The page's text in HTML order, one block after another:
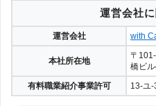
運営会社
運営会社 with
本社所在地
〒
橋ビ
有料職業紹介事業許可
13-ユ